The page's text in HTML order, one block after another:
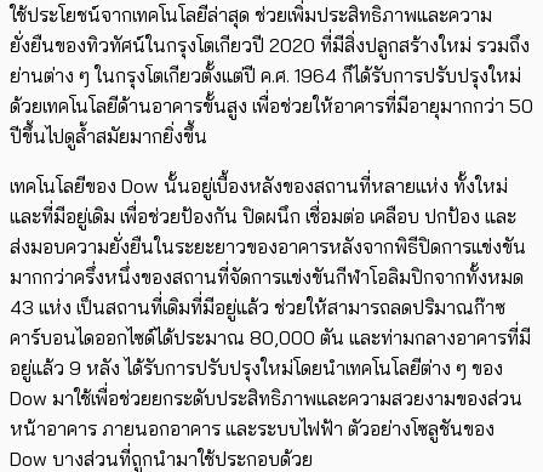
ใช้ประโยชน์จากเทคโนโลยีล่าสุด ช่วยเพิ่มประสิทธิภาพและความ
ยั่งยืนของทิวทัศน์ในกรุงโตเกียวปี 2020 ที่มีสิ่งปลูกสร้างใหม่ รวมถึง
ย่านต่าง ๆ ในกรุงโตเกียวตั้งแต่ปี ค.ศ. 1964 ก็ได้รับการปรับปรุงใหม่
ด้วยเทคโนโลยีด้านอาคารขั้นสูง เพื่อช่วยให้อาคารที่มีอายุมากกว่า 50
ปีขึ้นไปดูล้ำสมัยมากยิ่งขึ้น
เทคโนโลยีของ Dow นั้นอยู่เบื้องหลังของสถานที่หลายแห่ง ทั้งใหม่
และที่มีอยู่เดิม เพื่อช่วยป้องกัน ปิดผนึก เชื่อมต่อ เคลือบ ปกป้อง และ
ส่งมอบความยั่งยืนในระยะยาวของอาคารหลังจากพิธีปิดการแข่งขัน
มากกว่าครึ่งหนึ่งของสถานที่จัดการแข่งขันกีฬาโอลิมปิกจากทั้งหมด
43 แห่ง เป็นสถานที่เดิมที่มีอยู่แล้ว ช่วยให้สามารถลดปริมาณก๊าซ
คาร์บอนไดออกไซด์ได้ประมาณ 80,000 ตัน และท่ามกลางอาคารที่มี
อยู่แล้ว 9 หลัง ได้รับการปรับปรุงใหม่โดยนำเทคโนโลยีต่าง ๆ ของ
Dow มาใช้เพื่อช่วยยกระดับประสิทธิภาพและความสวยงามของส่วน
หน้าอาคาร ภายนอกอาคาร และระบบไฟฟ้า ตัวอย่างโซลูชันของ
Dow บางส่วนที่ถูกนำมาใช้ประกอบด้วย